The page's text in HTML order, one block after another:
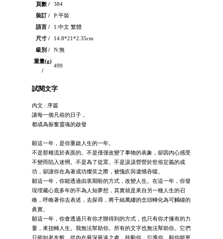
頁數 /
384
裝訂 /
P:平裝
語言 /
1:中文 繁體
尺寸 /
14.8*21*2.35cm
級別 /
N:無
重量(g)
/
499
試閱文字
內文 : 序篇
讓每一個凡俗的日子，
都成為振奮靈魂的啟發
願這一年，是你重啟人生的一年。
不是那種流於表面的。不是僅僅改變了事物的表象，卻因內心感受
不變而陷入迷惘。不是為了從眾。不是汲汲營營於世俗定義的成
功，卻讓你在為著成功燦笑之際，被愧疚與遺憾吞噬。
願這一年，你能透過由衷期盼的方式，改變人生。在這一年，你發
現埋藏心底多年的不為人知夢想，其實就是來自另一種人生的召
喚，呼喚著你去表述，去探尋，將千絲萬縷的念頭轉化為可觸碰的
眞實。
願這一年，你會透過只有你才辦得到的方式，也只有你才擁有的力
量，來扭轉人生。我無法幫助你。所有的文字也無法幫助你。它們
只能如老友般，從內在最深最遠之處，鼓勵你，引導你。願你能更